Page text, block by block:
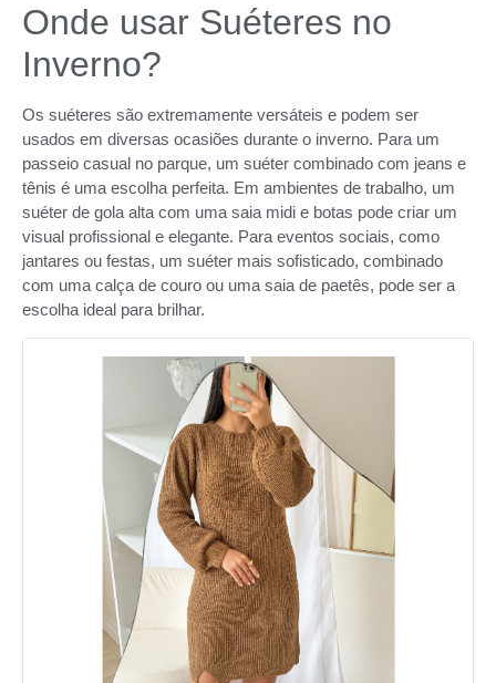
Onde usar Suéteres no
Inverno?
Os suéteres são extremamente versáteis e podem ser
usados em diversas ocasiões durante o inverno. Para um
passeio casual no parque, um suéter combinado com jeans e
tênis é uma escolha perfeita. Em ambientes de trabalho, um
suéter de gola alta com uma saia midi e botas pode criar um
visual profissional e elegante. Para eventos sociais, como
jantares ou festas, um suéter mais sofisticado, combinado
com uma calça de couro ou uma saia de paetês, pode ser a
escolha ideal para brilhar.